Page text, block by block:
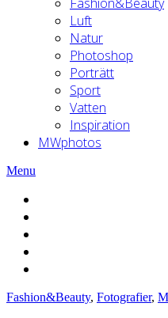
Luft
Natur
Photoshop
Porträtt
Sport
Vatten
Inspiration
MWphotos
Menu
Fashion&Beauty, Fotografier,